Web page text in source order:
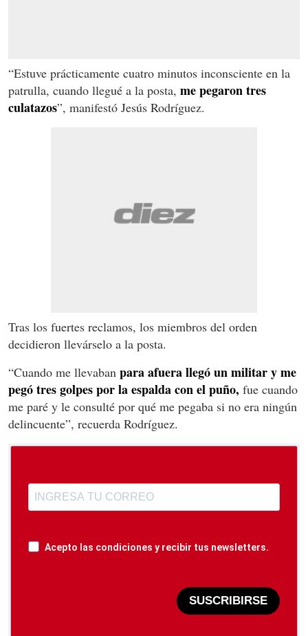
“Estuve prácticamente cuatro minutos inconsciente en la
patrulla, cuando llegué a la posta, me pegaron tres
culatazos”, manifestó Jesús Rodríguez.
Tras los fuertes reclamos, los miembros del orden
decidieron llevárselo a la posta.
“Cuando me llevaban para afuera llegó un militar y me
pegó tres golpes por la espalda con el puño, fue cuando
me paré y le consulté por qué me pegaba si no era ningún
delincuente”, recuerda Rodríguez.
Acepto las condiciones y recibir tus newsletters.
SUSCRIBIRSE